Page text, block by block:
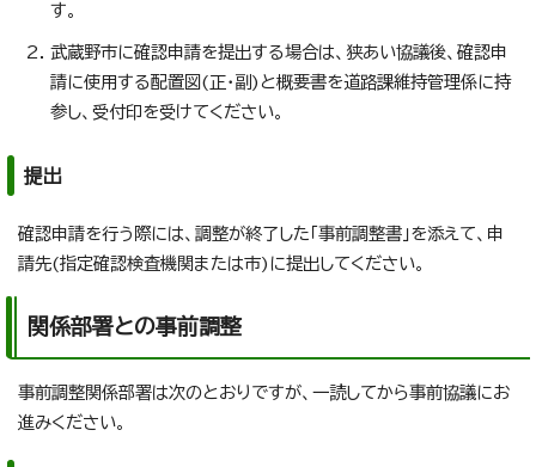
す。
武蔵野市に確認申請を提出する場合は、狭あい協議後、確認申
請に使用する配置図(正・副)と概要書を道路課維持管理係に持
参し、受付印を受けてください。
提出
確認申請を行う際には、調整が終了した「事前調整書」を添えて、申
請先(指定確認検査機関または市)に提出してください。
関係部署との事前調整
事前調整関係部署は次のとおりですが、一読してから事前協議にお
進みください。